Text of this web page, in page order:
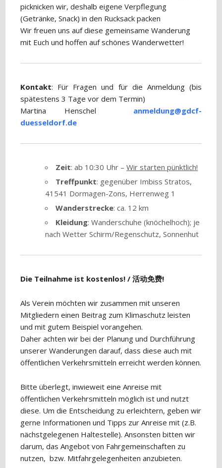
picknicken wir, deshalb eigene Verpflegung
(Getränke, Snack) in den Rucksack packen
Wir freuen uns auf diese gemeinsame Wanderung
mit Euch und hoffen auf schönes Wanderwetter!
Kontakt: Für Fragen und für die Anmeldung (bis
spätestens 3 Tage vor dem Termin)
Martina Henschel anmeldung@gdcf-
duesseldorf.de
Zeit: ab 10:30 Uhr –Wir starten pünktlich!
Treffpunkt: gegenüber Imbiss Stratos,
41541 Dormagen-Zons, Herrenweg 1
Wanderstrecke: ca. 12 km
Kleidung: Wanderschuhe (knöchelhoch); je
nach Wetter Schirm/Regenschutz, Sonnenhut
Die Teilnahme ist kostenlos! / 活动免费!
Als Verein möchten wir zusammen mit unseren
Mitgliedern einen Beitrag zum Klimaschutz leisten
und mit gutem Beispiel vorangehen.
Daher achten wir bei der Planung und Durchführung
unserer Wanderungen darauf, dass diese auch mit
öffentlichen Verkehrsmitteln erreicht werden können.
Bitte überlegt, inwieweit eine Anreise mit
öffentlichen Verkehrsmitteln möglich ist und nutzt
diese. Um die Entscheidung zu erleichtern, geben wir
gerne Informationen und Tipps zur Anreise mit (z.B.
nächstgelegenen Haltestelle). Ansonsten bitten wir
darum, das Angebot von Fahrgemeinschaften zu
nutzen, bzw. Mitfahrgelegenheiten anzubieten.